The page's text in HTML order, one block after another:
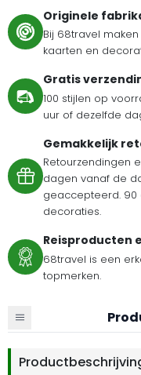
Originele
Bij 68travel
kaarten en
Gratis
100 stijlen op
uur of dezelfde
Gemakkelijk
Retourzendingen
dagen vanaf de
geaccepteerd. 90
decoraties.
Reisproducten
68travel is een
topmerken.